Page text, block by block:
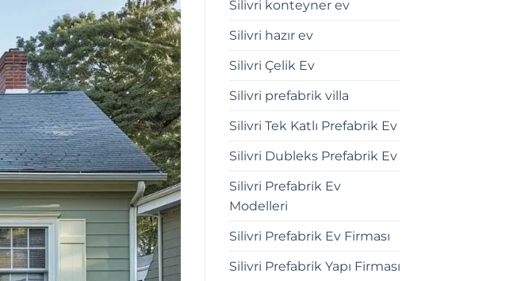
Silivri konteyner ev
Silivri hazır ev
Silivri Çelik Ev
Silivri prefabrik villa
Silivri Tek Katlı Prefabrik Ev
Silivri Dubleks Prefabrik Ev
Silivri Prefabrik Ev
Modelleri
Silivri Prefabrik Ev Firması
Silivri Prefabrik Yapı Firması